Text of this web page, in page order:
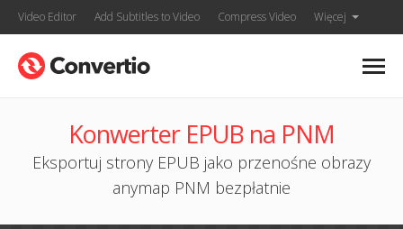
Video Editor Add Subtitles to Video Compress Video Więcej
Konwerter EPUB na PNM
Eksportuj strony EPUB jako przenośne obrazy
anymap PNM bezpłatnie